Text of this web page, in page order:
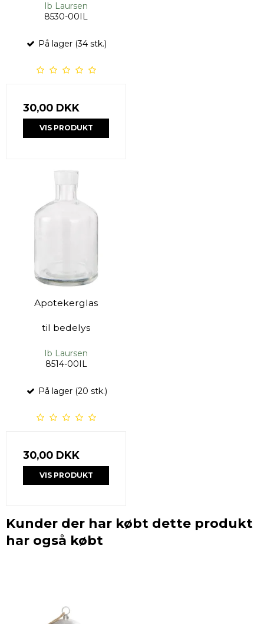
Ib Laursen
8530-00IL
På lager (34 stk.)
30,00 DKK
VIS PRODUKT
Apotekerglas
til bedelys
Ib Laursen
8514-00IL
På lager (20 stk.)
30,00 DKK
VIS PRODUKT
Kunder der har købt dette produkt
har også købt